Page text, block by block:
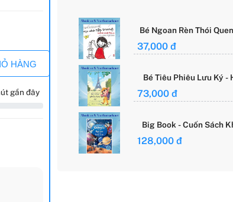
HÀNG
gần đây
Bé Ngoan Rèn Thói
37,000 đ
Bé Tiêu Phiêu Lưu Ký -
Giới Của Cô Gái Việt
73,000 đ
Big Book - Cuốn Sách
Hành Tinh (Tái Bản)
128,000 đ